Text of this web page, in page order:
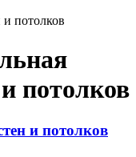
потолков
потолков
и потолков